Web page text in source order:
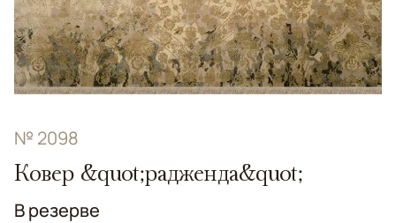
№ 2098
Ковер &quot;радженда&quot;
В резерве